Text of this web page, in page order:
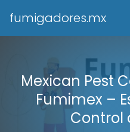
fumigadores.mx
Mexican Pest
Fumimex –
Control